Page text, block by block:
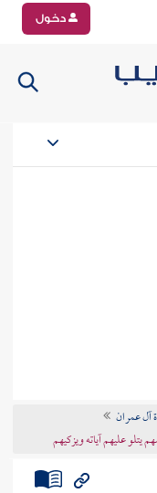
دخول
آل عمران
يتلو عليهم آياته ويزكيهم